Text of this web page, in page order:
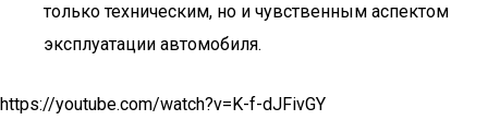
только техническим, но и чувственным аспектом
эксплуатации автомобиля.
https://youtube.com/watch?v=K-f-dJFivGY